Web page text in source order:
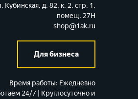
Кубинская, д. 82, к. 2, стр. 1,
помещ. 27Н
shop@1ak.ru
Для бизнеса
Время работы: Ежедневно
24/7 | Круглосуточно и